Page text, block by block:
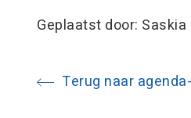
Geplaatst door: Saskia
Terug naar